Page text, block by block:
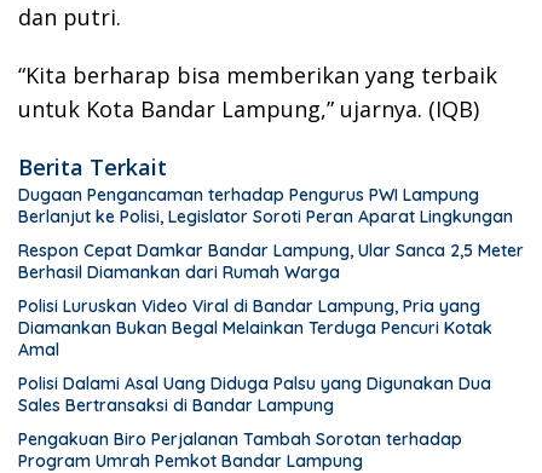
dan putri.
“Kita berharap bisa memberikan yang terbaik
untuk Kota Bandar Lampung,” ujarnya. (IQB)
Berita Terkait
Dugaan Pengancaman terhadap Pengurus PWI Lampung
Berlanjut ke Polisi, Legislator Soroti Peran Aparat Lingkungan
Respon Cepat Damkar Bandar Lampung, Ular Sanca 2,5 Meter
Berhasil Diamankan dari Rumah Warga
Polisi Luruskan Video Viral di Bandar Lampung, Pria yang
Diamankan Bukan Begal Melainkan Terduga Pencuri Kotak
Amal
Polisi Dalami Asal Uang Diduga Palsu yang Digunakan Dua
Sales Bertransaksi di Bandar Lampung
Pengakuan Biro Perjalanan Tambah Sorotan terhadap
Program Umrah Pemkot Bandar Lampung